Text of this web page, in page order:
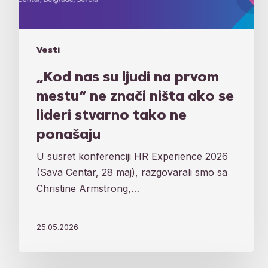
Vesti
ne
ponašaju
„Kod nas su ljudi na prvom
mestu“ ne znači ništa ako se
lideri stvarno tako ne
ponašaju
U susret konferenciji HR Experience 2026
(Sava Centar, 28 maj), razgovarali smo sa
Christine Armstrong,…
25.05.2026